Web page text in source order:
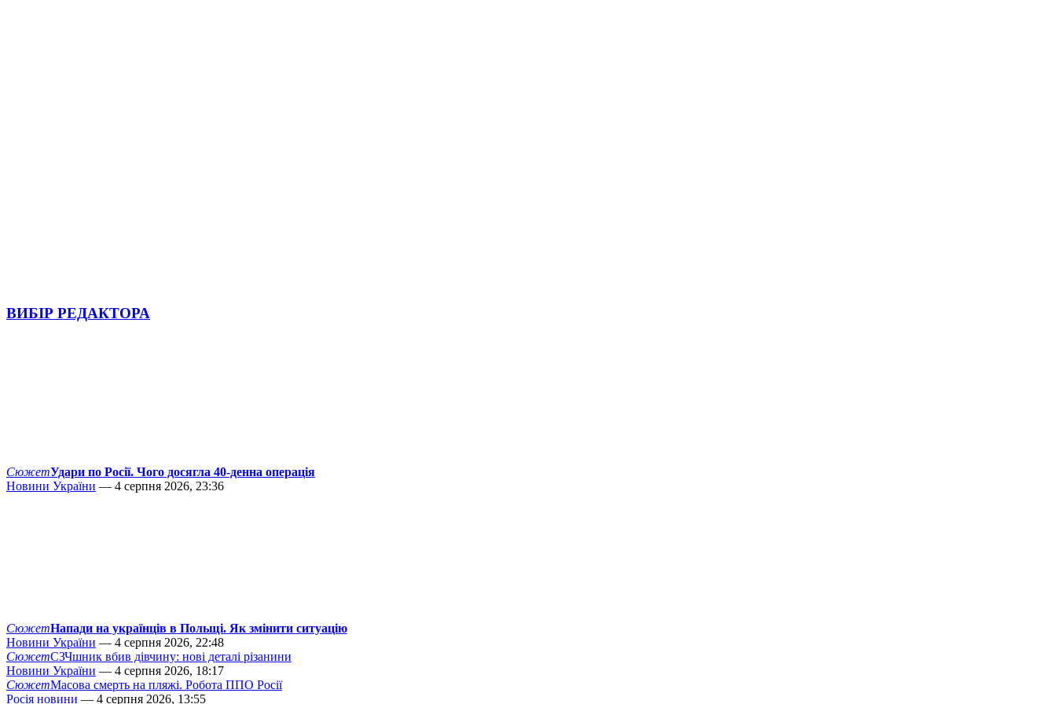
ВИБІР РЕДАКТОРА
СюжетУдари по Росії. Чого досягла 40-денна операція
Новини України — 4 серпня 2026, 23:36
СюжетНапади на українців в Польщі. Як змінити ситуацію
Новини України — 4 серпня 2026, 22:48
СюжетСЗЧшник вбив дівчину: нові деталі різанини
Новини України — 4 серпня 2026, 18:17
СюжетМасова смерть на пляжі. Робота ППО Росії
Росія новини — 4 серпня 2026, 13:55